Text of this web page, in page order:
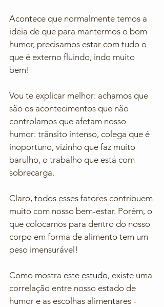
Acontece que normalmente temos a
ideia de que para mantermos o bom
humor, precisamos estar com tudo o
que é externo fluindo, indo muito
bem!
Vou te explicar melhor: achamos que
são os acontecimentos que não
controlamos que afetam nosso
humor: trânsito intenso, colega que é
inoportuno, vizinho que faz muito
barulho, o trabalho que está com
sobrecarga.
Claro, todos esses fatores contribuem
muito com nosso bem-estar. Porém, o
que colocamos para dentro do nosso
corpo em forma de alimento tem um
peso imensurável!
Como mostra este estudo, existe uma
correlação entre nosso estado de
humor e as escolhas alimentares -